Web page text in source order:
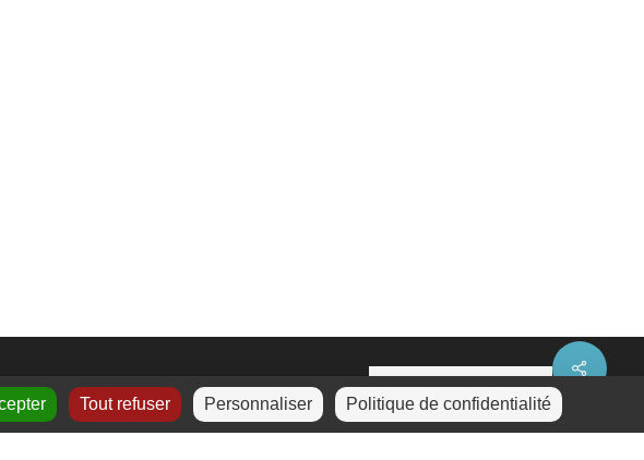
Share
Tout refuser Personnaliser Politique de confidentialité